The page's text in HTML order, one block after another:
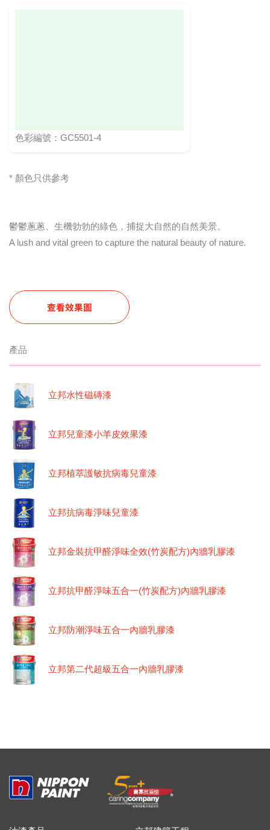
色彩編號：GC5501-4
* 顏色只供參考
鬱鬱蔥蔥、生機勃勃的綠色，捕捉大自然的自然美景。
A lush and vital green to capture the natural beauty of nature.
查看效果圖
產品
立邦水性磁磚漆
立邦兒童漆小羊皮效果漆
立邦植萃護敏抗病毒兒童漆
立邦抗病毒淨味兒童漆
立邦金裝抗甲醛淨味全效(竹炭配方)內牆乳膠漆
立邦抗甲醛淨味五合一(竹炭配方)內牆乳膠漆
立邦防潮淨味五合一內牆乳膠漆
立邦第二代超級五合一內牆乳膠漆